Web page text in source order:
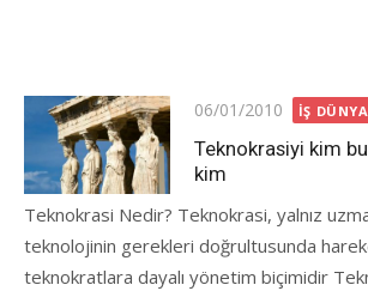
Posted
on
06/01/2010 İŞ
Teknokrasiyi kim
kim
Teknokrasi Nedir? Teknokrasi, yalnız
teknolojinin gerekleri doğrultusunda
teknokratlara dayalı yönetim biçimidir